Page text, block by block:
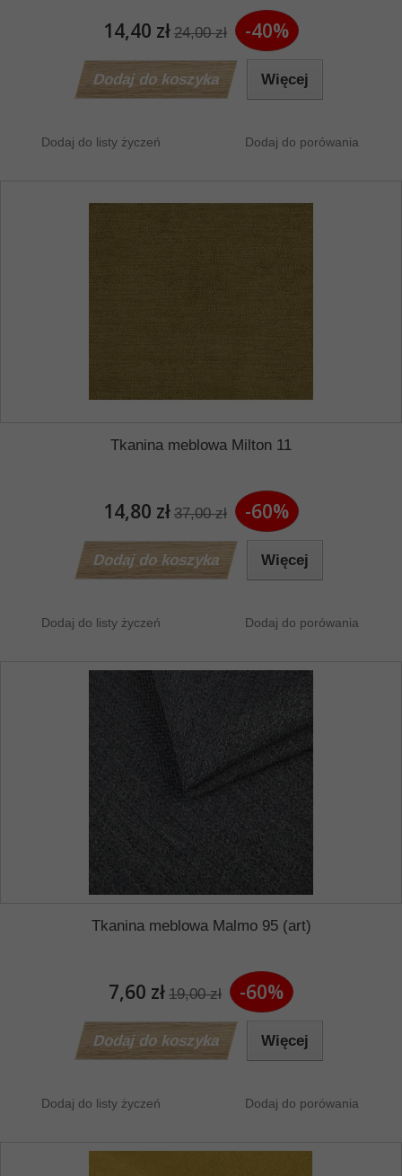
14,40 zł 24,00 zł -40%
Dodaj do koszyka Więcej
Dodaj do listy życzeń Dodaj do porówania
Tkanina meblowa Milton 11
14,80 zł 37,00 zł -60%
Dodaj do koszyka Więcej
Dodaj do listy życzeń Dodaj do porówania
Tkanina meblowa Malmo 95 (art)
7,60 zł 19,00 zł -60%
Dodaj do koszyka Więcej
Dodaj do listy życzeń Dodaj do porówania